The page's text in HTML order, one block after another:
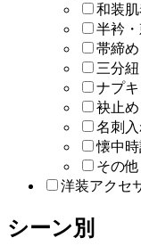
和装
半衿
帯締
三分
ナプ
袂止め
名刺
懐中
その他
洋装アクセ
シーン別